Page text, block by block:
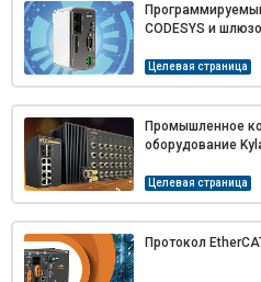
Целевая страница
CODESYS и
Целевая страница
Промышленное
оборудование
Протокол